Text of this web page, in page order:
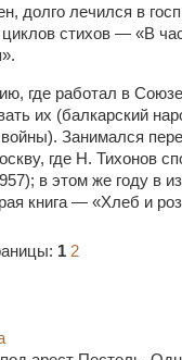
долго лечился в
циклов стихов — «В
где работал в
их (балкарский
Занимался
где Н. Тихонов
в этом же году в
книга — «Хлеб и
1 2